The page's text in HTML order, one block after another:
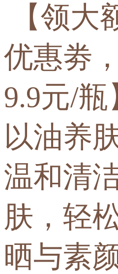
【领大
优惠劵
9.9元/
以油养
温和清
肤，轻
晒与素